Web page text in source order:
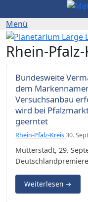
Rhein-
Bundesweite
dem
Versuchsanbau
wird bei
geerntet
Rhein-Pfalz-Kreis30.
Mutterstadt, 29.
Weiterlesen →